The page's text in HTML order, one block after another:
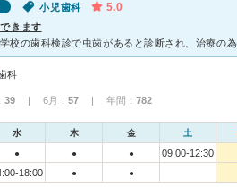
小児歯科 5.0
きます
科
39 | 6月： 57 | 年間： 782
水 木 金 土
● ● ●
09:00-12:30
18:00 ● ●